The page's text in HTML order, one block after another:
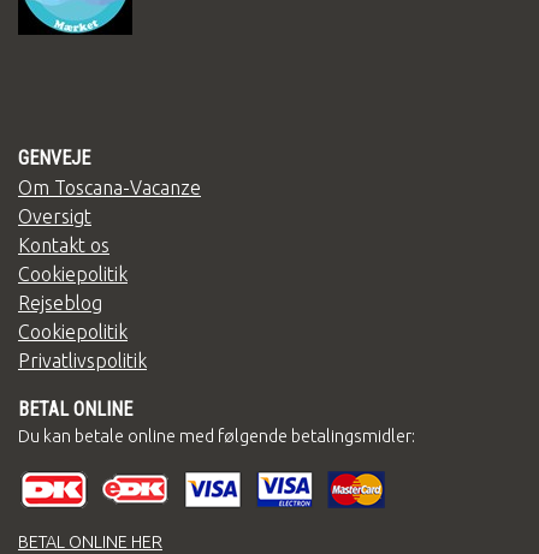
GENVEJE
Om Toscana-Vacanze
Oversigt
Kontakt os
Cookiepolitik
Rejseblog
Cookiepolitik
Privatlivspolitik
BETAL ONLINE
Du kan betale online med følgende betalingsmidler:
BETAL ONLINE HER